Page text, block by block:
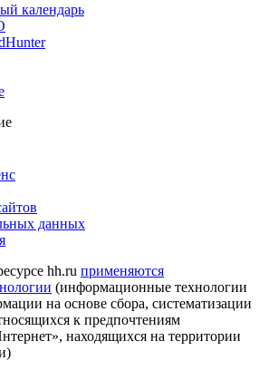
календарь
данных
hh.ru применяются
(информационные технологии
на основе сбора, систематизации
к предпочтениям
находящихся на территории